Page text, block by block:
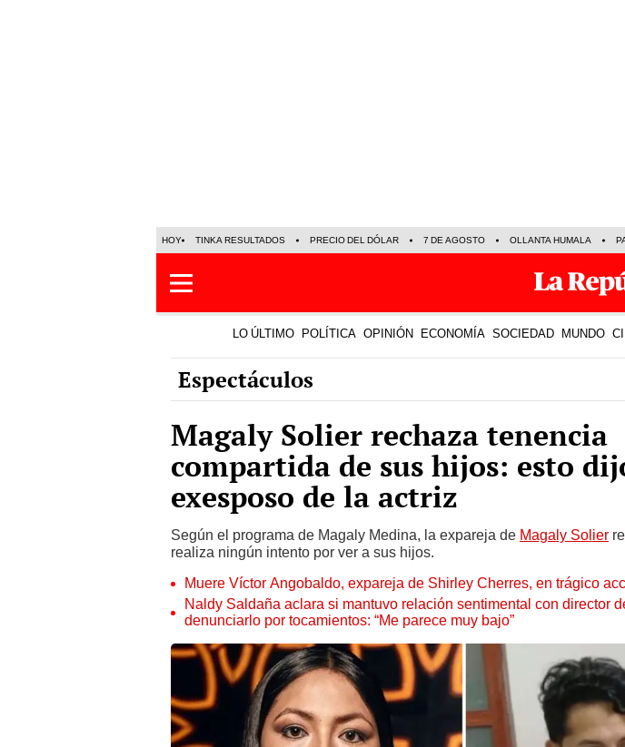
HOY TINKA RESULTADOS PRECIO DEL DÓLAR 7 DE AGOSTO OLLANTA HUMALA
LO ÚLTIMO POLÍTICA OPINIÓN ECONOMÍA SOCIEDAD MUNDO
Espectáculos
Magaly Solier rechaza tenencia
compartida de sus hijos: esto
exesposo de la actriz
Según el programa de Magaly Medina, la expareja de Magaly Solier
realiza ningún intento por ver a sus hijos.
Muere Víctor Angobaldo, expareja de Shirley Cherres, en trágico
Naldy Saldaña aclara si mantuvo relación sentimental con director
denunciarlo por tocamientos: “Me parece muy bajo”